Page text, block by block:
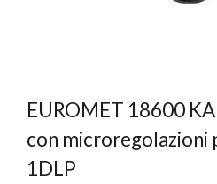
EUROMET 18600
con microregolazioni
1DLP